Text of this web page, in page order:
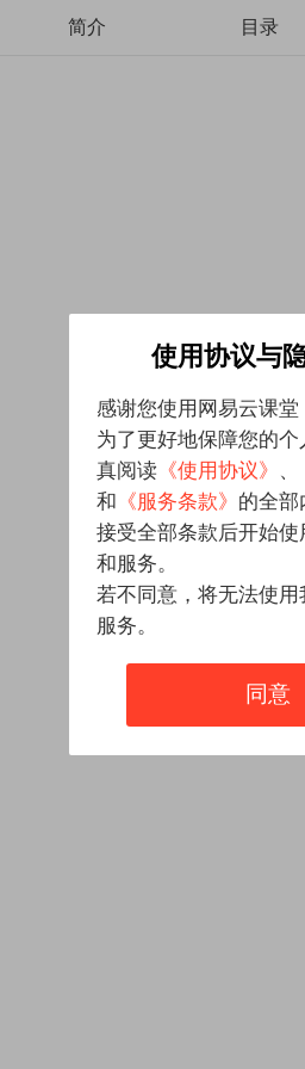
简介 目录
使用协议与
感谢您使用网易云课堂
为了更好地保障您的个
真阅读 《使用协议》 、
和 《服务条款》 的全部
接受全部条款后开始使
和服务。
若不同意，将无法使
服务。
同意